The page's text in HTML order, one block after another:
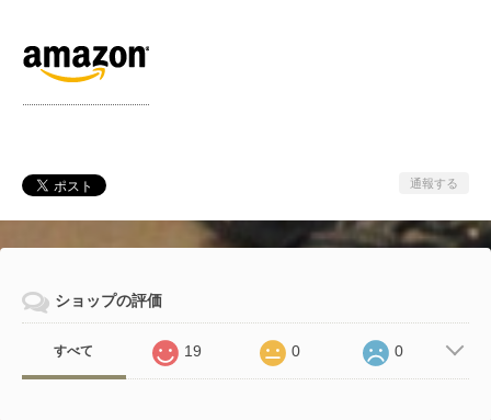
通報する
ショップの評価
すべて 19 0 0